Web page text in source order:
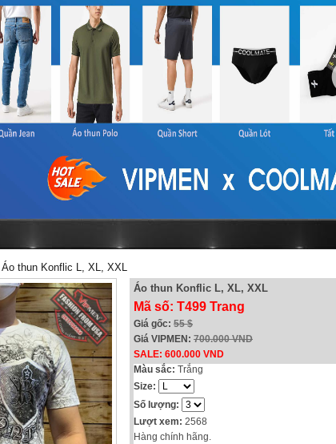
thun Konflic L, XL, XXL
Áo thun Konflic L, XL, XXL
Mã số: T499 Trang
Giá gốc: 55 $
Giá VIPMEN: 700.000 VND
SALE: 600.000 VND
Màu sắc: Trắng
Size:
Số lượng:
Lượt xem: 2568
Hàng chính hãng.